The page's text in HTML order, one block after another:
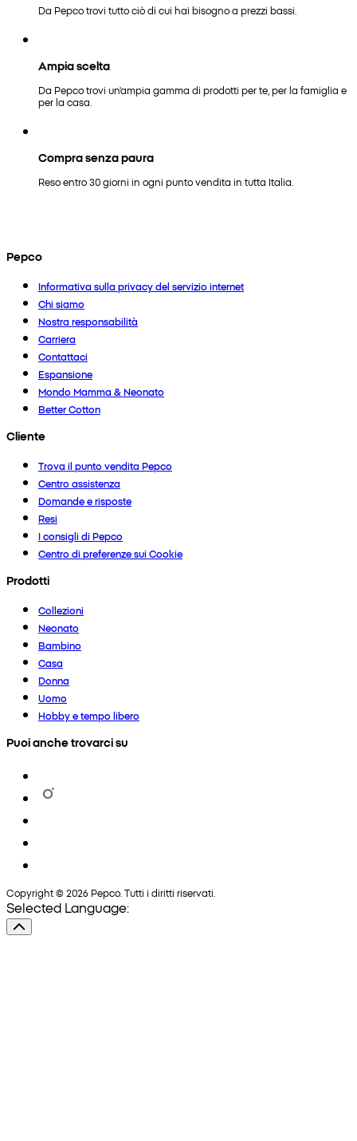
Da Pepco trovi tutto ciò di cui hai bisogno a prezzi bassi.
Ampia scelta
Da Pepco trovi un'ampia gamma di prodotti per te, per la famiglia e
per la casa.
Compra senza paura
Reso entro 30 giorni in ogni punto vendita in tutta Italia.
Pepco
Informativa sulla privacy del servizio internet
Chi siamo
Nostra responsabilità
Carriera
Contattaci
Espansione
Mondo Mamma & Neonato
Better Cotton
Cliente
Trova il punto vendita Pepco
Centro assistenza
Domande e risposte
Resi
I consigli di Pepco
Centro di preferenze sui Cookie
Prodotti
Collezioni
Neonato
Bambino
Casa
Donna
Uomo
Hobby e tempo libero
Puoi anche trovarci su
Copyright © 2026 Pepco. Tutti i diritti riservati.
Selected Language: